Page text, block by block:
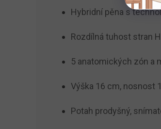
Hybridní pěna s
Rozdílná tuhost stran
5 anatomických zón a
Výška 16 cm, nosnost
Potah prodyšný,